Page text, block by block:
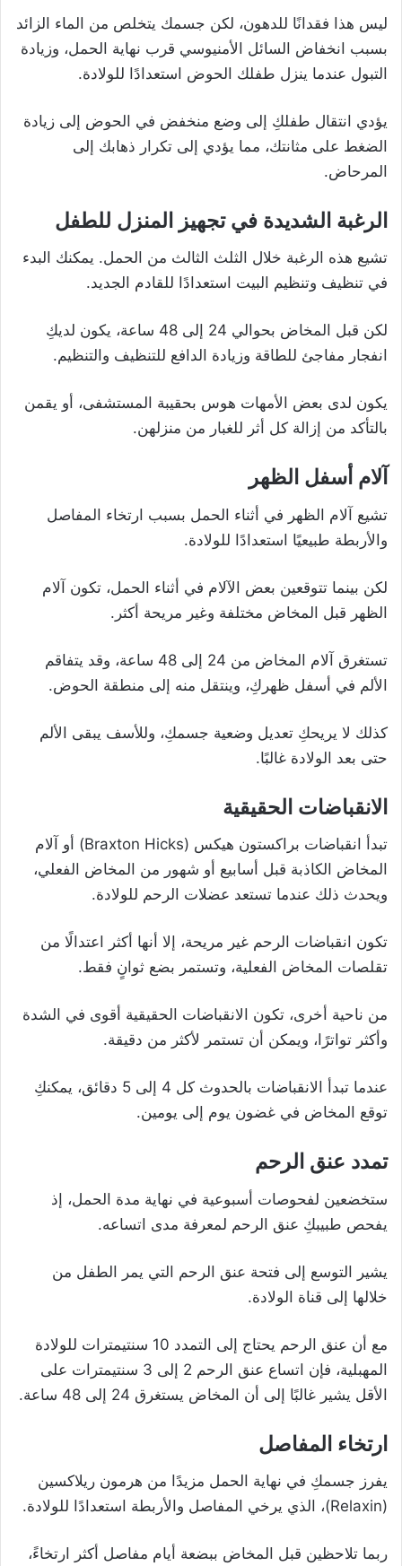
ليس هذا فقدانًا للدهون، لكن جسمك يتخلص من الماء الزائد
بسبب انخفاض السائل الأمنيوسي قرب نهاية الحمل، وزيادة
التبول عندما ينزل طفلك الحوض استعدادًا للولادة.
يؤدي انتقال طفلكِ إلى وضع منخفض في الحوض إلى زيادة
الضغط على مثانتك، مما يؤدي إلى تكرار ذهابك إلى
المرحاض.
الرغبة الشديدة في تجهيز المنزل للطفل
تشيع هذه الرغبة خلال الثلث الثالث من الحمل. يمكنك البدء
في تنظيف وتنظيم البيت استعدادًا للقادم الجديد.
لكن قبل المخاض بحوالي 24 إلى 48 ساعة، يكون لديكِ
انفجار مفاجئ للطاقة وزيادة الدافع للتنظيف والتنظيم.
يكون لدى بعض الأمهات هوس بحقيبة المستشفى، أو يقمن
بالتأكد من إزالة كل أثر للغبار من منزلهن.
آلام أسفل الظهر
تشيع آلام الظهر في أثناء الحمل بسبب ارتخاء المفاصل
والأربطة طبيعيًا استعدادًا للولادة.
لكن بينما تتوقعين بعض الآلام في أثناء الحمل، تكون آلام
الظهر قبل المخاض مختلفة وغير مريحة أكثر.
تستغرق آلام المخاض من 24 إلى 48 ساعة، وقد يتفاقم
الألم في أسفل ظهركِ، وينتقل منه إلى منطقة الحوض.
كذلك لا يريحكِ تعديل وضعية جسمكِ، وللأسف يبقى الألم
حتى بعد الولادة غالبًا.
الانقباضات الحقيقية
تبدأ انقباضات براكستون هيكس (Braxton Hicks) أو آلام
المخاض الكاذبة قبل أسابيع أو شهور من المخاض الفعلي،
ويحدث ذلك عندما تستعد عضلات الرحم للولادة.
تكون انقباضات الرحم غير مريحة، إلا أنها أكثر اعتدالًا من
تقلصات المخاض الفعلية، وتستمر بضع ثوانٍ فقط.
من ناحية أخرى، تكون الانقباضات الحقيقية أقوى في الشدة
وأكثر تواترًا، ويمكن أن تستمر لأكثر من دقيقة.
عندما تبدأ الانقباضات بالحدوث كل 4 إلى 5 دقائق، يمكنكِ
توقع المخاض في غضون يوم إلى يومين.
تمدد عنق الرحم
ستخضعين لفحوصات أسبوعية في نهاية مدة الحمل، إذ
يفحص طبيبكِ عنق الرحم لمعرفة مدى اتساعه.
يشير التوسع إلى فتحة عنق الرحم التي يمر الطفل من
خلالها إلى قناة الولادة.
مع أن عنق الرحم يحتاج إلى التمدد 10 سنتيمترات للولادة
المهبلية، فإن اتساع عنق الرحم 2 إلى 3 سنتيمترات على
الأقل يشير غالبًا إلى أن المخاض يستغرق 24 إلى 48 ساعة.
ارتخاء المفاصل
يفرز جسمكِ في نهاية الحمل مزيدًا من هرمون ريلاكسين
(Relaxin)، الذي يرخي المفاصل والأربطة استعدادًا للولادة.
ربما تلاحظين قبل المخاض ببضعة أيام مفاصل أكثر ارتخاءً،